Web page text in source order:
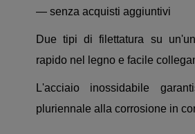
— senza acquisti aggiuntivi
Due tipi di filettatura su
rapido nel legno e facile
L'acciaio inossidabile
pluriennale alla corrosione in